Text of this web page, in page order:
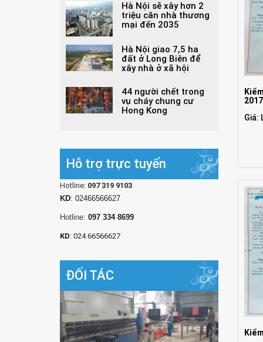
2017
Giá:
Hà Nội sẽ xây hơn 2
triệu căn nhà thương
mại đến 2035
Hà Nội giao 7,5 ha
đất ở Long Biên để
xây nhà ở xã hội
44 người chết trong
vụ cháy chung cư
Hong Kong
Hỗ trợ trực tuyến
Hotline: 097 319 9103
KD: 02466566627
Hotline: 097 334 8699
KD: 024 66566627
ĐỐI TÁC